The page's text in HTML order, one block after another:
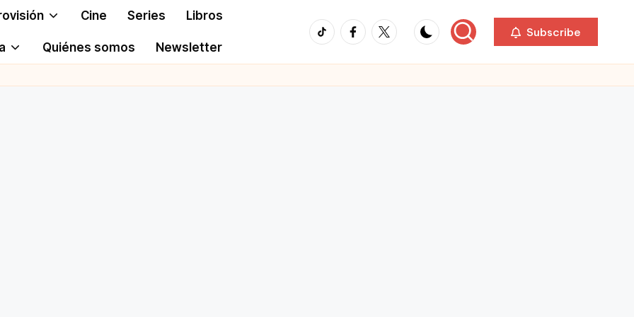
Cine Series Libros
Quiénes somos Newsletter
TikTokFacebook
Twitter Subscribe